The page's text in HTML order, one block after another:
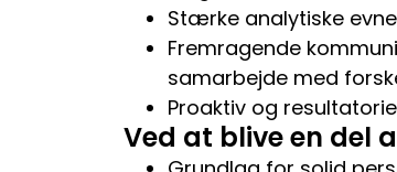
Stærke analytiske
Fremragende
samarbejde med
Proaktiv og
Ved at blive en del